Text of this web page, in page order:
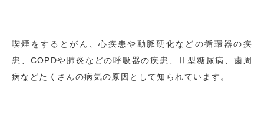
喫煙をするとがん、心疾患や動脈硬化などの循環器の疾
患、 COPDや肺炎などの呼吸器の疾患、Ⅱ型糖尿病、歯周
病などたくさんの病気の原因として知られています。